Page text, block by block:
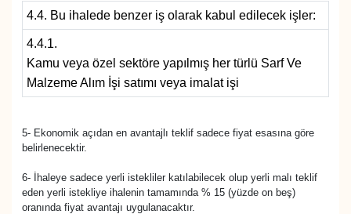
4.4. Bu ihalede benzer iş olarak kabul edilecek işler:
4.4.1.
Kamu veya özel sektöre yapılmış her türlü Sarf Ve
Malzeme Alım İşi satımı veya imalat işi
5- Ekonomik açıdan en avantajlı teklif sadece fiyat esasına göre
belirlenecektir.
6- İhaleye sadece yerli istekliler katılabilecek olup yerli malı teklif
eden yerli istekliye ihalenin tamamında % 15 (yüzde on beş)
oranında fiyat avantajı uygulanacaktır.